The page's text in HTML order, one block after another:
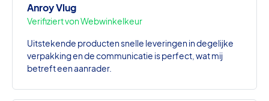
Anroy Vlug
Verifiziert von Webwinkelkeur
Uitstekende producten snelle leveringen in degelijke
verpakking en de communicatie is perfect, wat mij
betreft een aanrader.